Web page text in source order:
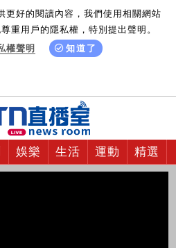
更好的閱讀內容，我們使用相關網站
重用戶的隱私權，特別提出聲明。
權聲明
知道了
娛樂 生活 運動 精選